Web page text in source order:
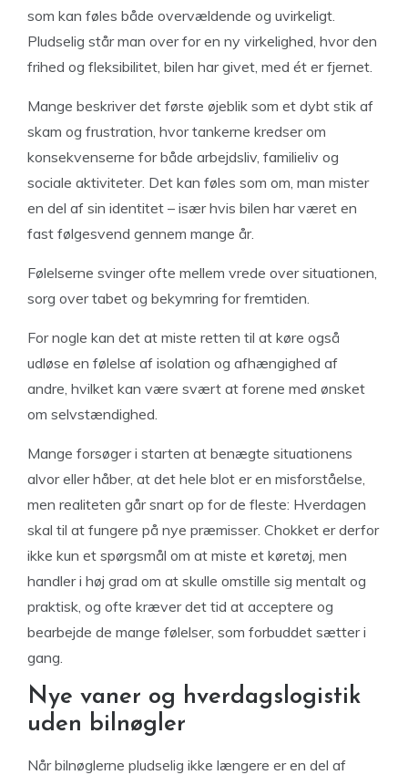
som kan føles både overvældende og uvirkeligt.
Pludselig står man over for en ny virkelighed, hvor den
frihed og fleksibilitet, bilen har givet, med ét er fjernet.
Mange beskriver det første øjeblik som et dybt stik af
skam og frustration, hvor tankerne kredser om
konsekvenserne for både arbejdsliv, familieliv og
sociale aktiviteter. Det kan føles som om, man mister
en del af sin identitet – især hvis bilen har været en
fast følgesvend gennem mange år.
Følelserne svinger ofte mellem vrede over situationen,
sorg over tabet og bekymring for fremtiden.
For nogle kan det at miste retten til at køre også
udløse en følelse af isolation og afhængighed af
andre, hvilket kan være svært at forene med ønsket
om selvstændighed.
Mange forsøger i starten at benægte situationens
alvor eller håber, at det hele blot er en misforståelse,
men realiteten går snart op for de fleste: Hverdagen
skal til at fungere på nye præmisser. Chokket er derfor
ikke kun et spørgsmål om at miste et køretøj, men
handler i høj grad om at skulle omstille sig mentalt og
praktisk, og ofte kræver det tid at acceptere og
bearbejde de mange følelser, som forbuddet sætter i
gang.
Nye vaner og hverdagslogistik
uden bilnøgler
Når bilnøglerne pludselig ikke længere er en del af